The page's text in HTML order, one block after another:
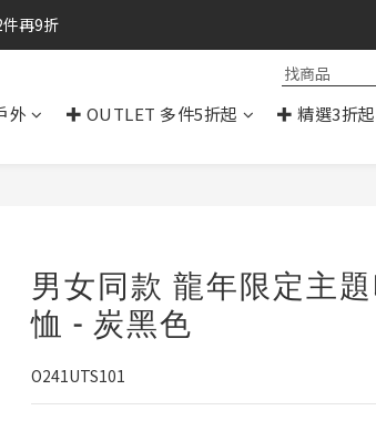
再9折
再9折
(贈完為止)
外 ✚ OUTLET 多件5折起 ✚ 精選3折起
男女同款 龍年限定主
恤 - 炭黑色
O241UTS101